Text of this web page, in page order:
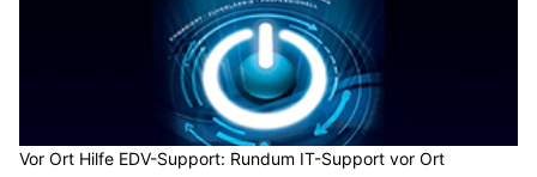
Vor Ort Hilfe EDV-Support: Rundum IT-Support vor Ort